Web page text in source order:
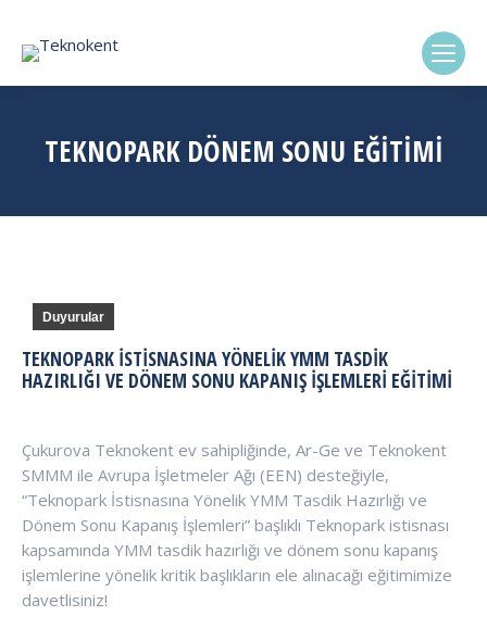
TEKNOPARK DÖNEM SONU EĞITIMI
Duyurular
TEKNOPARK İSTISNASINA YÖNELIK YMM TASDIK
HAZIRLIĞI VE DÖNEM SONU KAPANIŞ İŞLEMLERI EĞİTİMİ
Çukurova Teknokent ev sahipliğinde, Ar-Ge ve Teknokent
SMMM ile Avrupa İşletmeler Ağı (EEN) desteğiyle,
“Teknopark İstisnasına Yönelik YMM Tasdik Hazırlığı ve
Dönem Sonu Kapanış İşlemleri” başlıklı Teknopark istisnası
kapsamında YMM tasdik hazırlığı ve dönem sonu kapanış
işlemlerine yönelik kritik başlıkların ele alınacağı eğitimimize
davetlisiniz!